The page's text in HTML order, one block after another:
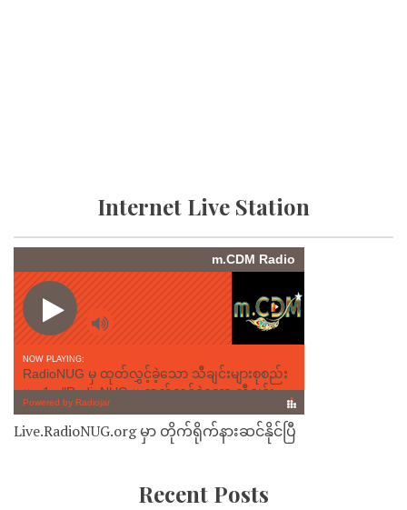
Internet Live Station
Live.RadioNUG.org မှာ တိုက်ရိုက်နားဆင်နိုင်ပြီ
Recent Posts